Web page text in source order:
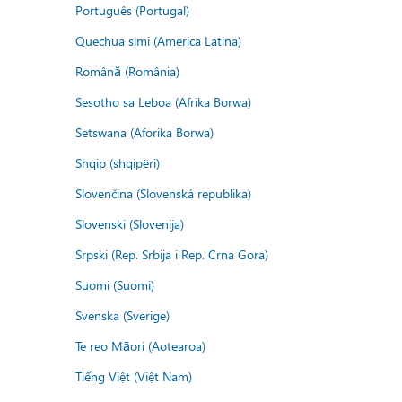
Português (Portugal)
Quechua simi (America Latina)
Română (România)
Sesotho sa Leboa (Afrika Borwa)
Setswana (Aforika Borwa)
Shqip (shqipëri)
Slovenčina (Slovenská republika)
Slovenski (Slovenija)
Srpski (Rep. Srbija i Rep. Crna Gora)
Suomi (Suomi)
Svenska (Sverige)
Te reo Māori (Aotearoa)
Tiếng Việt (Việt Nam)